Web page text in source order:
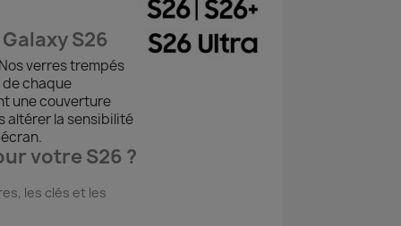
S26
verres trempés
chaque
une couverture
altérer la sensibilité
votre S26 ?
les clés et les